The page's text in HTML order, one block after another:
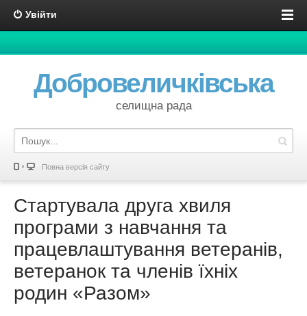
Увійти
Добровеличківська
селищна рада
Повна версія сайту
Стартувала друга хвиля
програми з навчання та
працевлаштування ветеранів,
ветеранок та членів їхніх
родин «Разом»